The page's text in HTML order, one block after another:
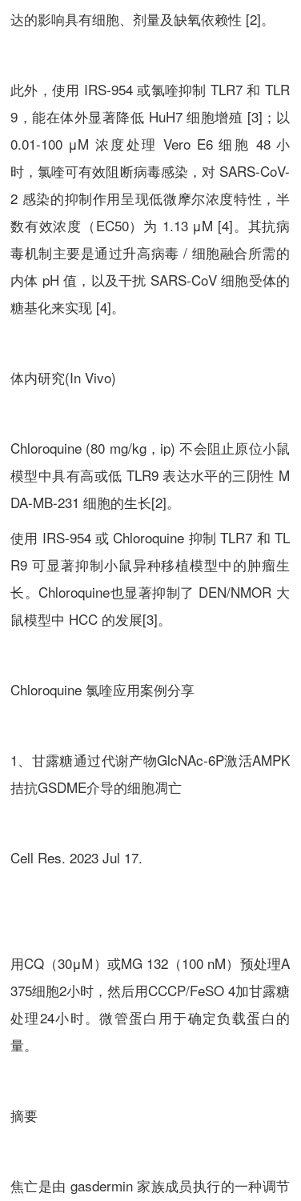
达的影响具有细胞、剂量及缺氧依赖性 [2]。
此外，使用 IRS-954 或氯喹抑制 TLR7 和 TLR
9，能在体外显著降低 HuH7 细胞增殖 [3]；以
0.01-100 μM 浓度处理 Vero E6 细胞 48 小
时，氯喹可有效阻断病毒感染，对 SARS-CoV-
2 感染的抑制作用呈现低微摩尔浓度特性，半
数有效浓度（EC50）为 1.13 μM [4]。其抗病
毒机制主要是通过升高病毒 / 细胞融合所需的
内体 pH 值，以及干扰 SARS-CoV 细胞受体的
糖基化来实现 [4]。
体内研究(In Vivo)
Chloroquine (80 mg/kg，ip) 不会阻止原位小鼠
模型中具有高或低 TLR9 表达水平的三阴性 M
DA-MB-231 细胞的生长[2]。
使用 IRS-954 或Chloroquine 抑制 TLR7 和 TL
R9 可显著抑制小鼠异种移植模型中的肿瘤生
长。Chloroquine也显著抑制了 DEN/NMOR 大
鼠模型中 HCC 的发展[3]。
Chloroquine 氯喹应用案例分享
1、甘露糖通过代谢产物GlcNAc-6P激活AMPK
拮抗GSDME介导的细胞凋亡
Cell Res. 2023 Jul 17.
用CQ（30μM）或MG 132（100 nM）预处理A
375细胞2小时，然后用CCCP/FeSO 4加甘露糖
处理24小时。微管蛋白用于确定负载蛋白的
量。
摘要
焦亡是由 gasdermin 家族成员执行的一种调节